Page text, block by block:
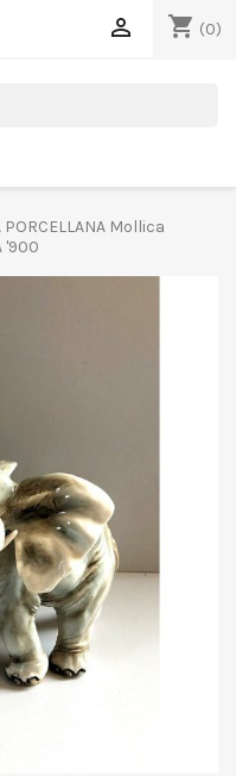
shopping_cart (0)

PORCELLANA Mollica
'900